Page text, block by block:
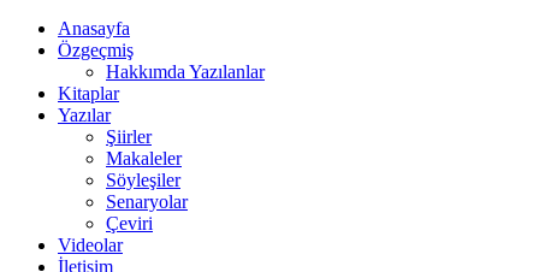
Anasayfa
Özgeçmiş
Hakkımda Yazılanlar
Kitaplar
Yazılar
Şiirler
Makaleler
Söyleşiler
Senaryolar
Çeviri
Videolar
İletişim